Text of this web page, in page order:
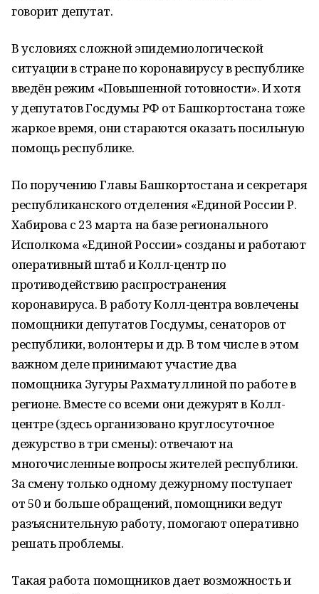
говорит депутат.
В условиях сложной эпидемиологической
ситуации в стране по коронавирусу в республике
введён режим «Повышенной готовности». И хотя
у депутатов Госдумы РФ от Башкортостана тоже
жаркое время, они стараются оказать посильную
помощь республике.
По поручению Главы Башкортостана и секретаря
республиканского отделения «Единой России Р.
Хабирова с 23 марта на базе регионального
Исполкома «Единой России» созданы и работают
оперативный штаб и Колл-центр по
противодействию распространения
коронавируса. В работу Колл-центра вовлечены
помощники депутатов Госдумы, сенаторов от
республики, волонтеры и др. В том числе в этом
важном деле принимают участие два
помощника Зугуры Рахматуллиной по работе в
регионе. Вместе со всеми они дежурят в Колл-
центре (здесь организовано круглосуточное
дежурство в три смены): отвечают на
многочисленные вопросы жителей республики.
За смену только одному дежурному поступает
от 50 и больше обращений, помощники ведут
разъяснительную работу, помогают оперативно
решать проблемы.
Такая работа помощников дает возможность и